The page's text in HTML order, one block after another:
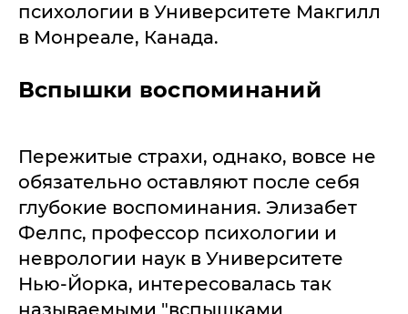
психологии в Университете Макгилл
в Монреале, Канада.
Вспышки воспоминаний
Пережитые страхи, однако, вовсе не
обязательно оставляют после себя
глубокие воспоминания. Элизабет
Фелпс, профессор психологии и
неврологии наук в Университете
Нью-Йорка, интересовалась так